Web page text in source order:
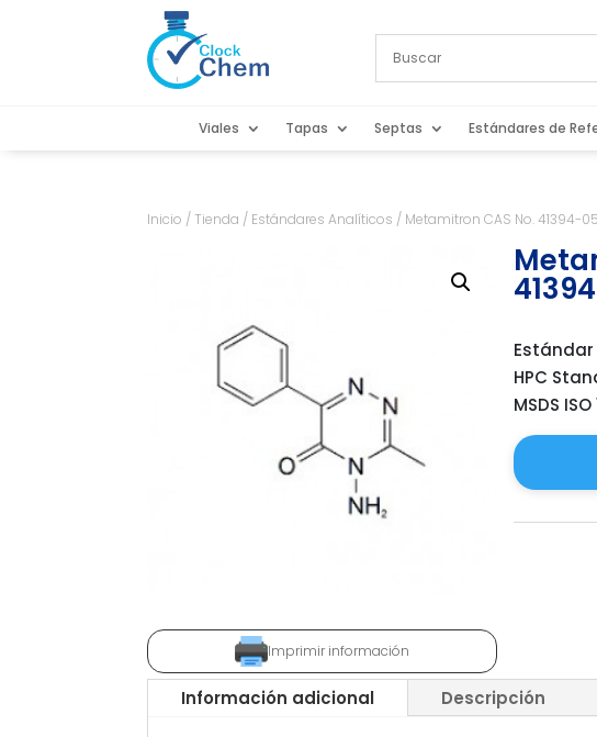
Viales Tapas Septas Estándares de
Inicio / Tienda / Estándares Analíticos / Metamitron CAS No. 41394-
Imprimir información
HPC
MSDS
Información adicional Descripción